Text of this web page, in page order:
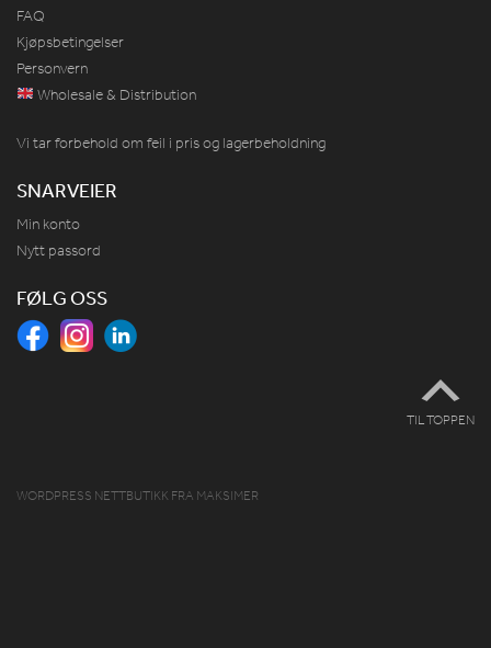
FAQ
Kjøpsbetingelser
Personvern
Wholesale & Distribution
Vi tar forbehold om feil i pris og lagerbeholdning
SNARVEIER
Min konto
Nytt passord
FØLG OSS
TIL TOPPEN
WORDPRESS NETTBUTIKK FRA MAKSIMER